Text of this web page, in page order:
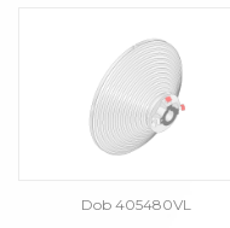
Dob 405480VL